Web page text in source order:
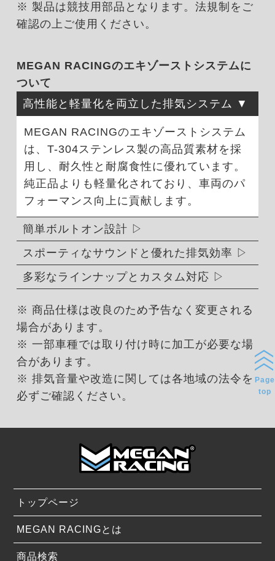
※ 製品は競技用部品となります。法規制をご
確認の上ご使用ください。
MEGAN RACINGのエキゾーストシステムに
ついて
高性能と軽量化を両立した排気システム
MEGAN RACINGのエキゾーストシステム
は、T-304ステンレス製の高品質素材を採
用し、耐久性と耐腐食性に優れています。
純正品よりも軽量化されており、車両のパ
フォーマンス向上に貢献します。
簡単ボルトオン設計
スポーティなサウンドと優れた排気効率
多彩なラインナップとカスタム対応
※ 商品仕様は改良のため予告なく変更される
場合があります。
※ 一部車種では取り付け時に加工が必要な場
合があります。
※ 排気音量や改造に関しては各地域の法令を
必ずご確認ください。
トップページ
MEGAN RACINGとは
商品検索
Page
top